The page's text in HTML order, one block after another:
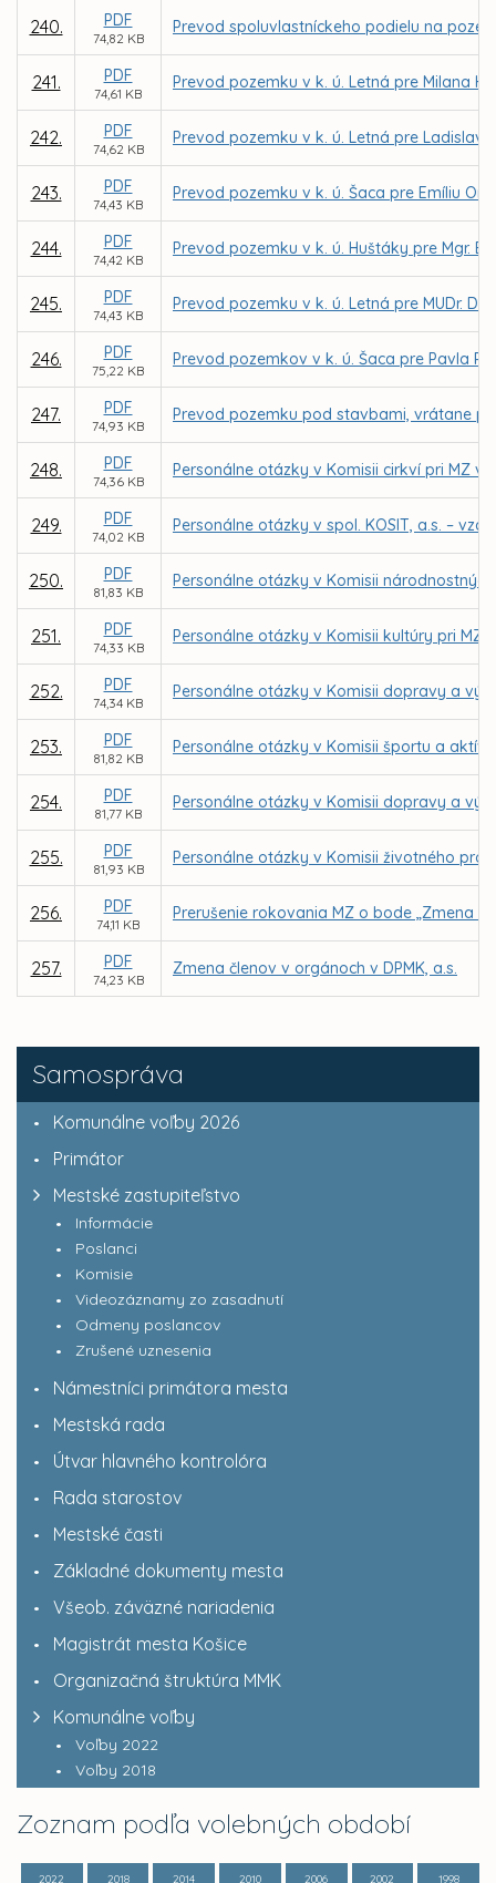
Samospráva
Komunálne voľby 2026
Primátor
Mestské zastupiteľstvo
Informácie
Poslanci
Komisie
Videozáznamy zo zasadnutí
Odmeny poslancov
Zrušené uznesenia
Námestníci primátora mesta
Mestská rada
Útvar hlavného kontrolóra
Rada starostov
Mestské časti
Základné dokumenty mesta
Všeob. záväzné nariadenia
Magistrát mesta Košice
Organizačná štruktúra MMK
Komunálne voľby
Voľby 2022
Voľby 2018
Zoznam podľa volebných období
2022
2018
2014
2010
2006
2002
1998
240. PDF
74,82 KB
Prevod spoluvlastníckeho podielu na
241. PDF
74,61 KB
Prevod pozemku v k. ú. Letná pre Milana
242. PDF
74,62 KB
Prevod pozemku v k. ú. Letná pre
243. PDF
74,43 KB
Prevod pozemku v k. ú. Šaca pre Emíliu
244. PDF
74,42 KB
Prevod pozemku v k. ú. Huštáky pre Mgr.
245. PDF
74,43 KB
Prevod pozemku v k. ú. Letná pre MUDr.
246. PDF
75,22 KB
Prevod pozemkov v k. ú. Šaca pre Pavla
247. PDF
74,93 KB
Prevod pozemku pod stavbami, vrátane
248. PDF
74,36 KB
Personálne otázky v Komisii cirkví pri MZ v
249. PDF
74,02 KB
Personálne otázky v spol. KOSIT, a.s. –
250. PDF
81,83 KB
Personálne otázky v Komisii
251. PDF
74,33 KB
Personálne otázky v Komisii kultúry pri MZ
252. PDF
74,34 KB
Personálne otázky v Komisii dopravy a
253. PDF
81,82 KB
Personálne otázky v Komisii športu a
254. PDF
81,77 KB
Personálne otázky v Komisii dopravy a
255. PDF
81,93 KB
Personálne otázky v Komisii životného
256. PDF
74,11 KB
Prerušenie rokovania MZ o bode „Zmena
257. PDF
74,23 KB
Zmena členov v orgánoch v DPMK, a.s.